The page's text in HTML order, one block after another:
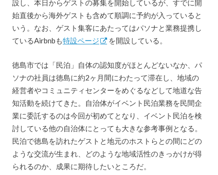
設し、本日からゲストの募集を開始しているが、すでに開
始直後から海外ゲストも含めて順調に予約が入っていると
いう。なお、ゲスト集客にあたってはパソナと業務提携し
ているAirbnbも特設ページ を開設している。
徳島市では「民泊」自体の認知度がほとんどないなか、パ
ソナの社員は徳島に約2ヶ月間にわたって滞在し、地域の
経営者やコミュニティセンターをめぐるなどして地道な告
知活動を続けてきた。自治体がイベント民泊業務を民間企
業に委託するのは今回が初めてとなり、イベント民泊を検
討している他の自治体にとっても大きな参考事例となる。
民泊で徳島を訪れたゲストと地元のホストらとの間にどの
ような交流が生まれ、どのような地域活性のきっかけが得
られるのか、成果に期待したいところだ。